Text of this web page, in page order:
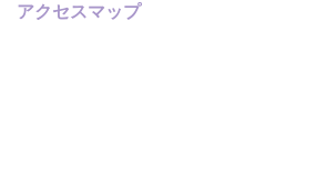
アクセスマップ